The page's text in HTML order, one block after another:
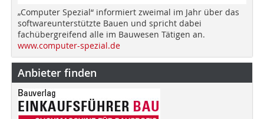
„Computer Spezial“ informiert zweimal im Jahr über das
softwareunterstützte Bauen und spricht dabei
fachübergreifend alle im Bauwesen Tätigen an.
www.computer-spezial.de
Anbieter finden